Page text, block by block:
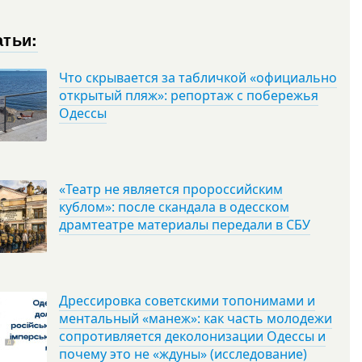
Что скрывается за табличкой «официально
открытый пляж»: репортаж с побережья
Одессы
«Театр не является пророссийским
кублом»: после скандала в одесском
драмтеатре материалы передали в СБУ
Дрессировка советскими топонимами и
ментальный «манеж»: как часть молодежи
сопротивляется деколонизации Одессы и
почему это не «ждуны» (исследование)